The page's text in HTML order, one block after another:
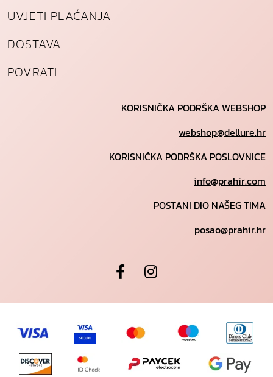
UVJETI PLAĆANJA
DOSTAVA
POVRATI
KORISNIČKA PODRŠKA WEBSHOP
webshop@dellure.hr
KORISNIČKA PODRŠKA POSLOVNICE
info@prahir.com
POSTANI DIO NAŠEG TIMA
posao@prahir.hr